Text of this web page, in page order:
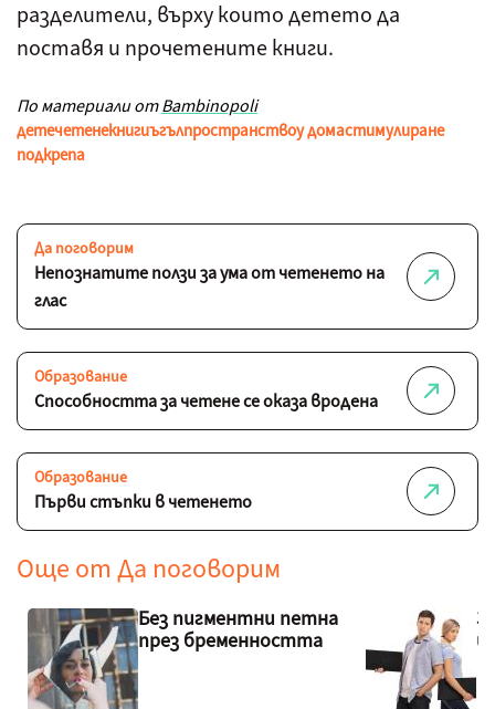
разделители, върху които детето да
поставя и прочетените книги.
По материали отBambinopoli
детечетенекнигиъгълпространствоу домастимулиране
подкрепа
Да поговорим
Непознатите ползи за ума от четенето на
глас
Образование
Способността за четене се оказа вродена
Образование
Първи стъпки в четенето
Още от Да поговорим
Защо някои хора
избягват връзките?